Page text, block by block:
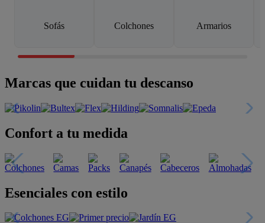
Sofás Colchones Armarios
Marcas que cuidan tu descanso
Confort a tu medida
Esenciales con estilo